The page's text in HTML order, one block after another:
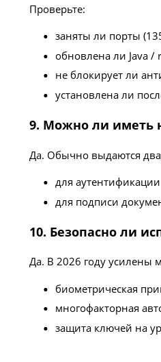
Проверьте:
заняты ли порты
обновлена ли Java /
не блокирует ли
установлена ли
9. Можно ли иметь
Да. Обычно выдаются
для аутентификации
для подписи
10. Безопасно ли
Да. В 2026 году усилены
биометрическая
многофакторная
защита ключей на